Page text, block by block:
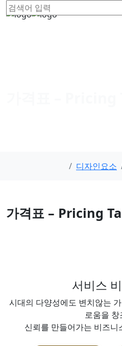
디자인요소
가격표 – Pricing
서비스
시대의 다양성에도 변치않는
로움을 창
신뢰를 만들어가는 비즈